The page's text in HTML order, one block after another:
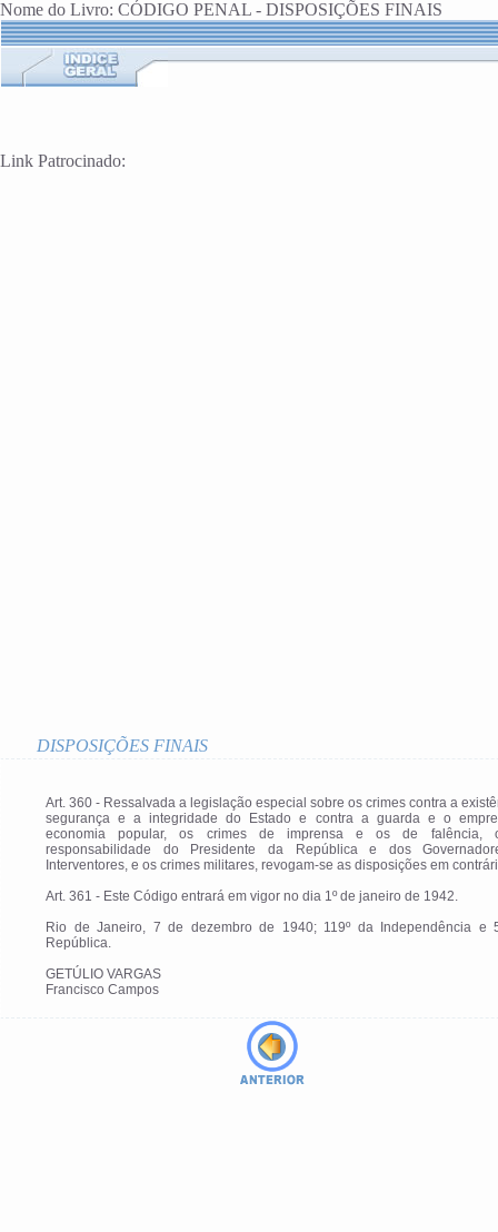
Nome do Livro: CÓDIGO PENAL - DISPOSIÇÕES FINAIS
Link Patrocinado:
DISPOSIÇÕES FINAIS
Art. 360 - Ressalvada a legislação especial sobre os crimes contra a
segurança e a integridade do Estado e contra a guarda e o
economia popular, os crimes de imprensa e os de falência,
responsabilidade do Presidente da República e dos
Interventores, e os crimes militares, revogam-se as disposições em
Art. 361 - Este Código entrará em vigor no dia 1º de janeiro de 1942.
Rio de Janeiro, 7 de dezembro de 1940; 119º da Independência e
República.
GETÚLIO VARGAS
Francisco Campos